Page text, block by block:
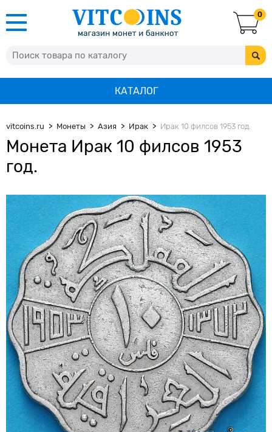
0
КАТАЛОГ
vitcoins.ru Монеты Азия Ирак Ирак 10 филсов 1953 год.
Монета Ирак 10 филсов 1953
год.